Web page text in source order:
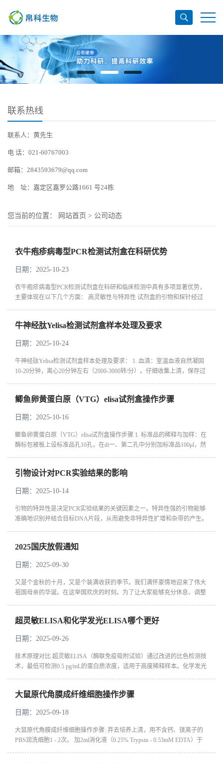
联系热线
联系人：黄先生
电 话：021-60767003
邮箱：2843593679@qq.com
地 址：嘉定区嘉罗公路1661 号24栋
您当前的位置： 网站首页 > 公司动态
衣牛疱疹病毒型PCR检测试剂盒在科研优势
日期：2025-10-23
衣牛疱疹病毒型PCR检测试剂盒在科研和临床检测中具有多项显著优势，
主要体现在以下几个方面： 高灵敏性与特异性 试剂盒的引物和探针经过
牛神经肽Yelisa检测试剂盒样本处理及要求
日期：2025-10-24
牛神经肽Yelisa检测试剂盒样本处理及要求： 1. 血清：室温血液自然凝固
10-20分钟，离心20分钟左右（2000-3000转/分）。仔细收集上清，保存过
鲫鱼卵黄蛋白原（VTG）elisa试剂盒操作步骤
日期：2025-10-16
鲫鱼卵黄蛋白原（VTG）elisa试剂盒操作步骤 1. 标准品的稀释与加样：在
酶标包被板上设标准品孔10孔，在di一、第二孔中分别加标准品100μl，然
引物设计对PCR实验结果的影响
日期：2025-10-14
引物的特异性是决定PCR实验结果的关键因素之一。特异性强的引物能够
准确地识别并结合目标DNA片段，从而避免非特异性扩增和杂带的产生。
2025国庆放假通知
日期：2025-09-30
又是个金秋的十月，又是个装满收获的季节。我们满怀豪情地迎来了伟大
祖国母亲的华诞。在这举国欢庆的时刻。为了让大家能够充分休息、调整
超灵敏ELISA和化学发光ELISA哪个更好
日期：2025-09-26
技术原理对比 超灵敏ELISA（酶联免疫吸附试验）通过改进的比色检测技
术，最低可检测0.5 pg/mL的蛋白质浓度，适用于高度稀释样本‌。化学发光
大鼠原代角膜成纤维细胞操作步骤
日期：2025-09-18
大鼠原代角膜成纤维细胞操作步骤: 弃去培养上清，用不含钙、镁离子的
PBS润洗细胞1 - 2次。 加2ml消化液（0.25% Trypsin - 0.53mM EDTA）于